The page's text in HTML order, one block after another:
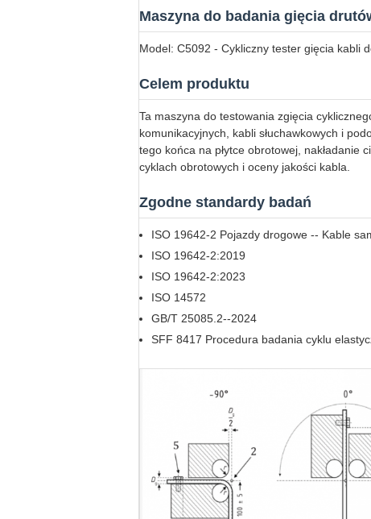
Maszyna do badania gięcia
Model: C5092 - Cykliczny tester gięcia kabli
Celem produktu
Ta maszyna do testowania zgięcia
komunikacyjnych, kabli słuchawkowych i
tego końca na płytce obrotowej,
cyklach obrotowych i oceny jakości kabla.
Zgodne standardy badań
ISO 19642-2 Pojazdy drogowe -- Kable
ISO 19642-2:2019
ISO 19642-2:2023
ISO 14572
GB/T 25085.2--2024
SFF 8417 Procedura badania cyklu